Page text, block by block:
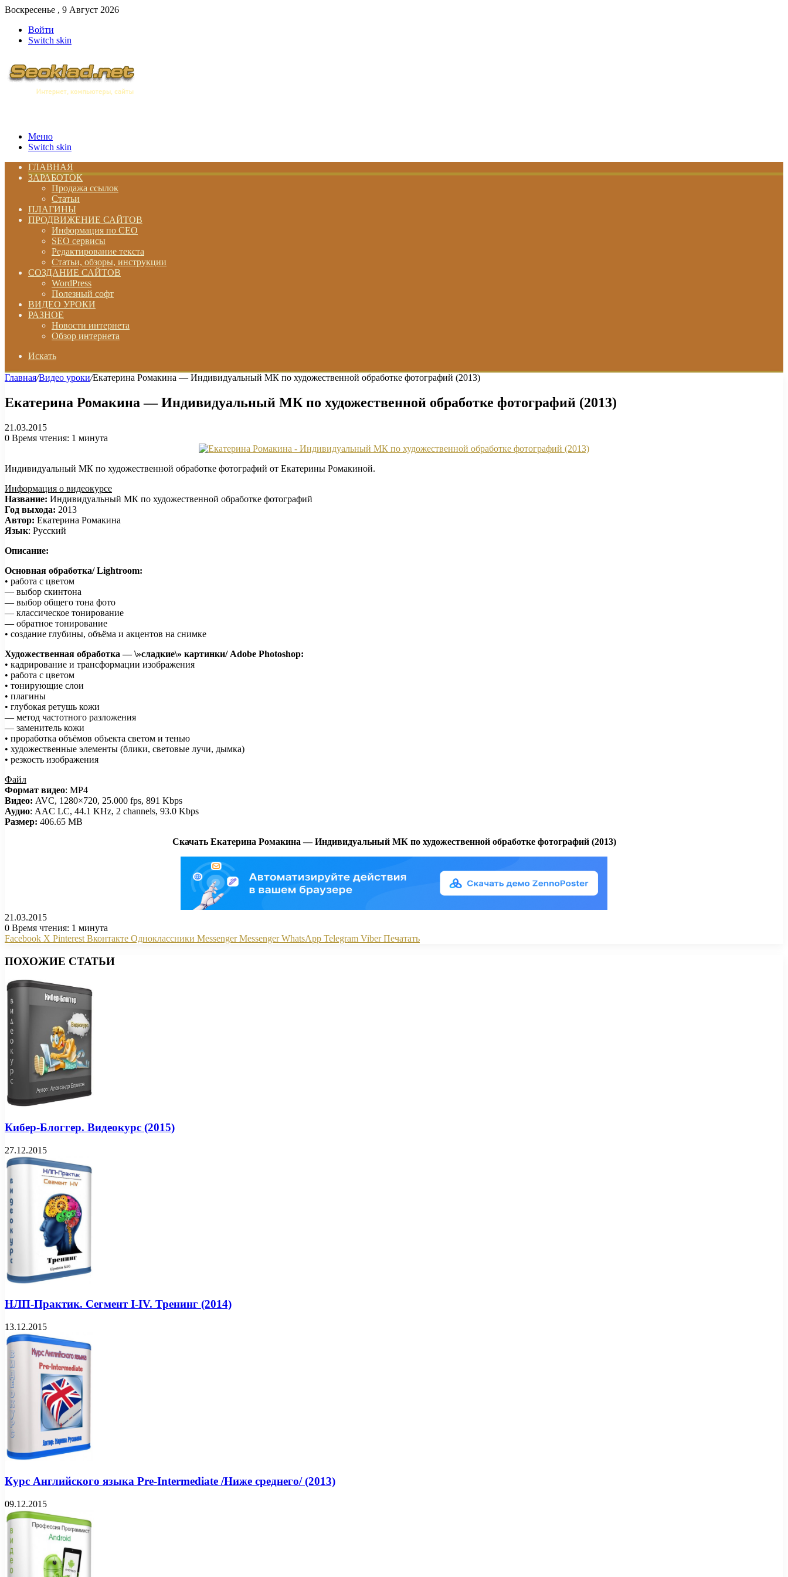
Воскресенье , 9 Август 2026
Войти
Switch skin
Меню
Switch skin
ГЛАВНАЯ
ЗАРАБОТОК
Продажа ссылок
Статьи
ПЛАГИНЫ
ПРОДВИЖЕНИЕ САЙТОВ
Информация по СЕО
SEO сервисы
Редактирование текста
Статьи, обзоры, инструкции
СОЗДАНИЕ САЙТОВ
WordPress
Полезный софт
ВИДЕО УРОКИ
РАЗНОЕ
Новости интернета
Обзор интернета
Искать
Главная/Видео уроки/Екатерина Ромакина — Индивидуальный МК по художественной обработке фотографий (2013)
Екатерина Ромакина — Индивидуальный МК по художественной обработке фотографий (2013)
21.03.2015
0 Время чтения: 1 минута
Индивидуальный МК по художественной обработке фотографий от Екатерины Ромакиной.
Информация о видеокурсе
Название: Индивидуальный МК по художественной обработке фотографий
Год выхода: 2013
Автор: Екатерина Ромакина
Язык: Русский
Описание:
Основная обработка/ Lightroom:
• работа с цветом
— выбор скинтона
— выбор общего тона фото
— классическое тонирование
— обратное тонирование
• создание глубины, объёма и акцентов на снимке
Художественная обработка — \»сладкие\» картинки/ Adobe Photoshop:
• кадрирование и трансформации изображения
• работа с цветом
• тонирующие слои
• плагины
• глубокая ретушь кожи
— метод частотного разложения
— заменитель кожи
• проработка объёмов объекта светом и тенью
• художественные элементы (блики, световые лучи, дымка)
• резкость изображения
Файл
Формат видео: MP4
Видео: AVC, 1280×720, 25.000 fps, 891 Kbps
Аудио: AAC LC, 44.1 KHz, 2 channels, 93.0 Kbps
Размер: 406.65 MB
Скачать Екатерина Ромакина — Индивидуальный МК по художественной обработке фотографий (2013)
21.03.2015
0 Время чтения: 1 минута
Facebook X Pinterest Вконтакте Одноклассники Messenger Messenger WhatsApp Telegram Viber Печатать
ПОХОЖИЕ СТАТЬИ
Кибер-Блоггер. Видеокурс (2015)
27.12.2015
НЛП-Практик. Сегмент I-IV. Тренинг (2014)
13.12.2015
Курс Английского языка Pre-Intermediate /Ниже среднего/ (2013)
09.12.2015